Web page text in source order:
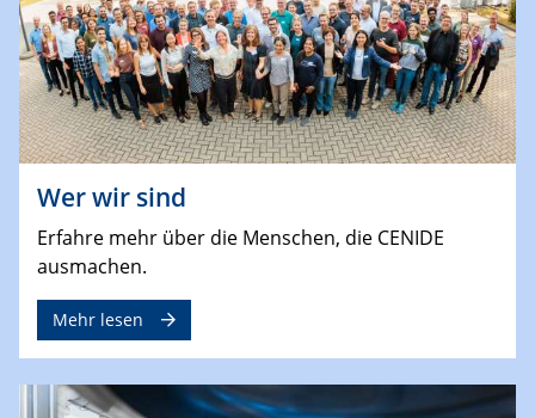
Wer wir sind
Erfahre mehr über die Menschen, die CENIDE
ausmachen.
Mehr lesen